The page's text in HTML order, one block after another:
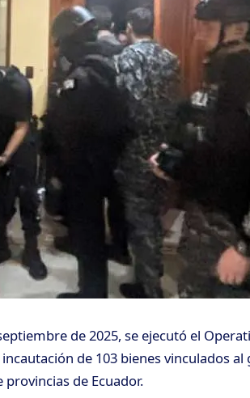
de 2025, se ejecutó el
de 103 bienes vinculados
provincias de Ecuador.